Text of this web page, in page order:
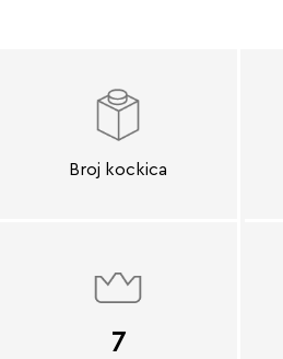
Broj kockica
7